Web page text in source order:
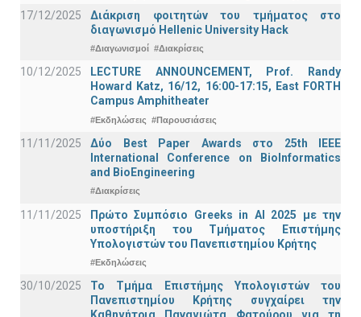
17/12/2025
Διάκριση φοιτητών του τμήματος στο
διαγωνισμό Hellenic University Hack
#Διαγωνισμοί #Διακρίσεις
10/12/2025
LECTURE ANNOUNCEMENT, Prof. Randy
Howard Katz, 16/12, 16:00-17:15, East FORTH
Campus Amphitheater
#Εκδηλώσεις #Παρουσιάσεις
11/11/2025
Δύο Best Paper Awards στο 25th IEEE
International Conference on BioInformatics
and BioEngineering
#Διακρίσεις
11/11/2025
Πρώτο Συμπόσιο Greeks in AI 2025 με την
υποστήριξη του Τμήματος Επιστήμης
Υπολογιστών του Πανεπιστημίου Κρήτης
#Εκδηλώσεις
30/10/2025
Το Τμήμα Επιστήμης Υπολογιστών του
Πανεπιστημίου Κρήτης συγχαίρει την